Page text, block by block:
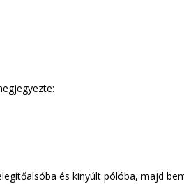
és kinyúlt pólóba, majd